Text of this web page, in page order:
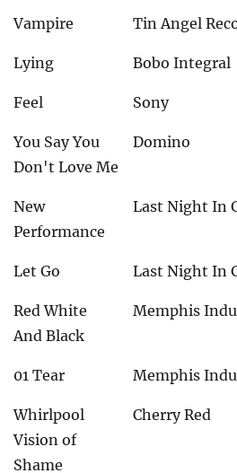
Vampire Tin Angel
Lying Bobo Integral
Feel Sony
You Say You
Don't Love Me
Domino
New
Performance
Last Night In
Let Go Last Night In
Red White
And Black
Memphis
01 Tear Memphis
Whirlpool
Vision of
Shame
Cherry Red